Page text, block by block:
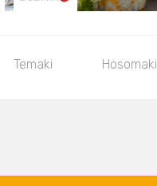
Temaki Hosomaki